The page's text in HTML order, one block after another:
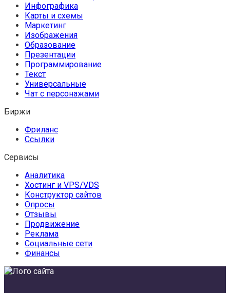
Инфографика
Карты и схемы
Маркетинг
Изображения
Образование
Презентации
Программирование
Текст
Универсальные
Чат с персонажами
Биржи
Фриланс
Ссылки
Сервисы
Аналитика
Хостинг и VPS/VDS
Конструктор сайтов
Опросы
Отзывы
Продвижение
Реклама
Социальные сети
Финансы